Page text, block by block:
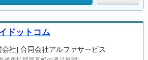
ドットコム
会社] 合同会社アルファサービス